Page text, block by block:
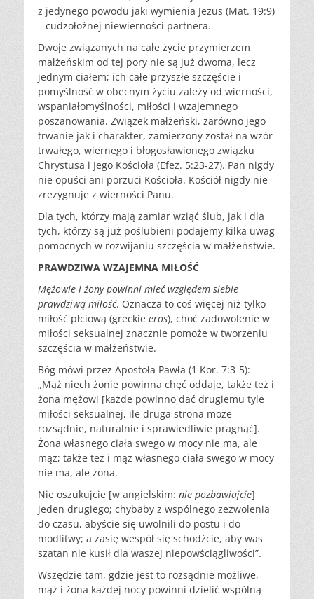
z jedynego powodu jaki wymienia Jezus (Mat. 19:9)
– cudzołożnej niewierności partnera.
Dwoje związanych na całe życie przymierzem
małżeńskim od tej pory nie są już dwoma, lecz
jednym ciałem; ich całe przyszłe szczęście i
pomyślność w obecnym życiu zależy od wierności,
wspaniałomyślności, miłości i wzajemnego
poszanowania. Związek małżeński, zarówno jego
trwanie jak i charakter, zamierzony został na wzór
trwałego, wiernego i błogosławionego związku
Chrystusa i Jego Kościoła (Efez. 5:23-27). Pan nigdy
nie opuści ani porzuci Kościoła. Kościół nigdy nie
zrezygnuje z wierności Panu.
Dla tych, którzy mają zamiar wziąć ślub, jak i dla
tych, którzy są już poślubieni podajemy kilka uwag
pomocnych w rozwijaniu szczęścia w małżeństwie.
PRAWDZIWA WZAJEMNA MIŁOŚĆ
Mężowie i żony powinni mieć względem siebie
prawdziwą miłość. Oznacza to coś więcej niż tylko
miłość płciową (greckie eros), choć zadowolenie w
miłości seksualnej znacznie pomoże w tworzeniu
szczęścia w małżeństwie.
Bóg mówi przez Apostoła Pawła (1 Kor. 7:3-5):
„Mąż niech żonie powinna chęć oddaje, także też i
żona mężowi [każde powinno dać drugiemu tyle
miłości seksualnej, ile druga strona może
rozsądnie, naturalnie i sprawiedliwie pragnąć].
Żona własnego ciała swego w mocy nie ma, ale
mąż; także też i mąż własnego ciała swego w mocy
nie ma, ale żona.
Nie oszukujcie [w angielskim: nie pozbawiajcie]
jeden drugiego; chybaby z wspólnego zezwolenia
do czasu, abyście się uwolnili do postu i do
modlitwy; a zasię wespół się schodźcie, aby was
szatan nie kusił dla waszej niepowściągliwości”.
Wszędzie tam, gdzie jest to rozsądnie możliwe,
mąż i żona każdej nocy powinni dzielić wspólną